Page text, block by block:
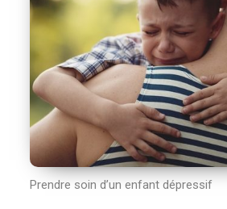
Prendre soin d’un enfant dépressif